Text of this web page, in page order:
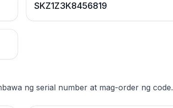
SKZ1Z3K8456819
ng serial number at mag-order ng code.